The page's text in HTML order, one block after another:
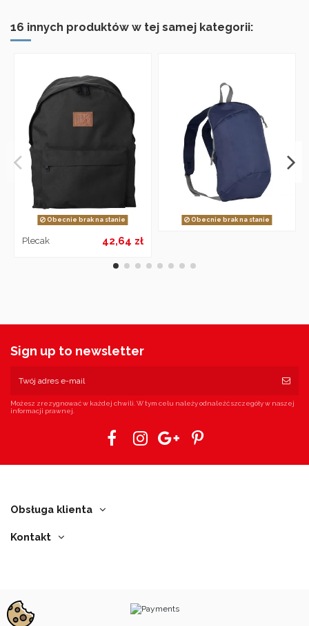
16 innych produktów w tej samej kategorii:
Obecnie brak na stanie
Plecak 42,64 zł
Obecnie brak na stanie
Sign up to newsletter
Możesz zrezygnować w każdej chwili. W tym celu należy odnaleźć szczegóły w naszej
informacji prawnej.
Obsługa klienta
Kontakt